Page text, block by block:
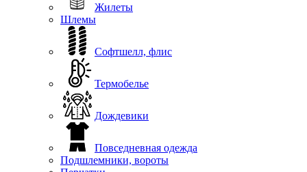
Жилеты
Шлемы
Софтшелл, флис
Термобелье
Дождевики
Повседневная одежда
Подшлемники, вороты